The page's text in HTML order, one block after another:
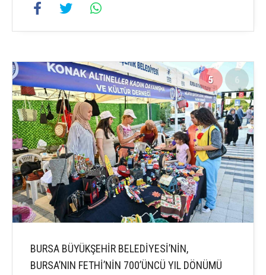
5 6
BURSA BÜYÜKŞEHİR BELEDİYESİ’NİN,
BURSA’NIN FETHİ’NİN 700’ÜNCÜ YIL DÖNÜMÜ